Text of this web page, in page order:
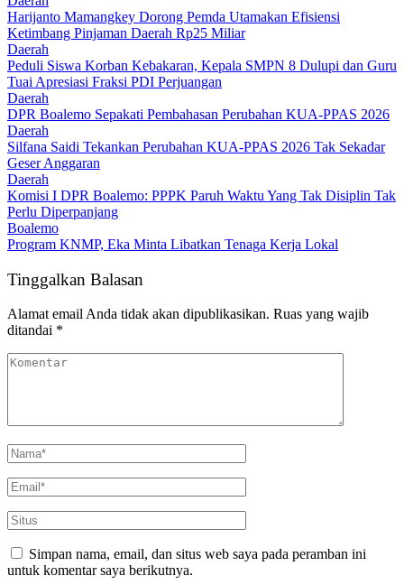
Harijanto Mamangkey Dorong Pemda Utamakan Efisiensi
Ketimbang Pinjaman Daerah Rp25 Miliar
Daerah
Peduli Siswa Korban Kebakaran, Kepala SMPN 8 Dulupi dan Guru
Tuai Apresiasi Fraksi PDI Perjuangan
Daerah
DPR Boalemo Sepakati Pembahasan Perubahan KUA-PPAS 2026
Daerah
Silfana Saidi Tekankan Perubahan KUA-PPAS 2026 Tak Sekadar
Geser Anggaran
Daerah
Komisi I DPR Boalemo: PPPK Paruh Waktu Yang Tak Disiplin Tak
Perlu Diperpanjang
Boalemo
Program KNMP, Eka Minta Libatkan Tenaga Kerja Lokal
Tinggalkan Balasan
Alamat email Anda tidak akan dipublikasikan. Ruas yang wajib
ditandai *
Simpan nama, email, dan situs web saya pada peramban ini
untuk komentar saya berikutnya.